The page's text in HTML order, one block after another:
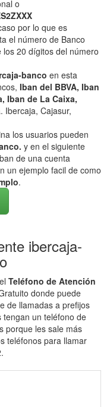
o
por lo que es
el número de Banco
20 dígitos del número
banco en esta
Iban del BBVA, Iban
Iban de La Caixa,
Ibercaja, Cajasur,
los usuarios pueden
y en el siguiente
de una cuenta
un ejemplo facil de como
.
ibercaja-
Teléfono de Atención
donde puede
de llamadas a prefijos
tengan un teléfono de
porque les sale más
teléfonos para llamar